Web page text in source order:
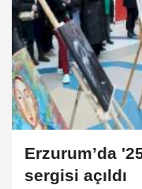
Erzurum’da
sergisi açıldı